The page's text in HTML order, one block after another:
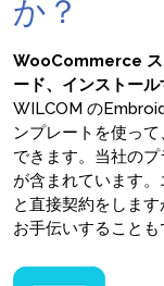
か？
WooCommerce ス
ード、インストー
WILCOM の
ンプレートを使っ
できます。当社の
が含まれています
と直接契約をしま
お手伝いすることも